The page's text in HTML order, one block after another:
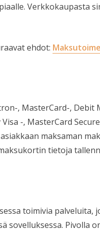
ehdot:
, MasterCard-, Debit
-, MasterCard
maksaman
tietoja
toimivia
sovelluksessa. Pivolla